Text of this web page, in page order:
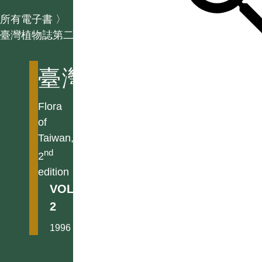
所有電子書 〉
臺灣植物誌第二版
臺灣植物誌第二版
Flora
of
Taiwan,
2nd
edition
VOL.
2
1996